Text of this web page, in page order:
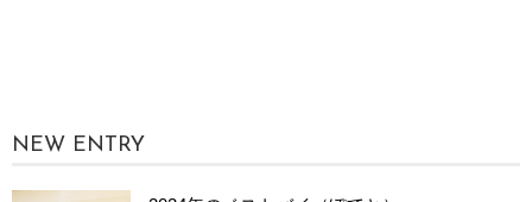
NEW ENTRY